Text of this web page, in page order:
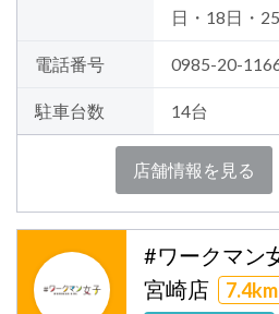
日・18日・
電話番号 0985-20-
駐車台数 14台
店舗情報を見る
#ワークマン
宮崎店
7.4km